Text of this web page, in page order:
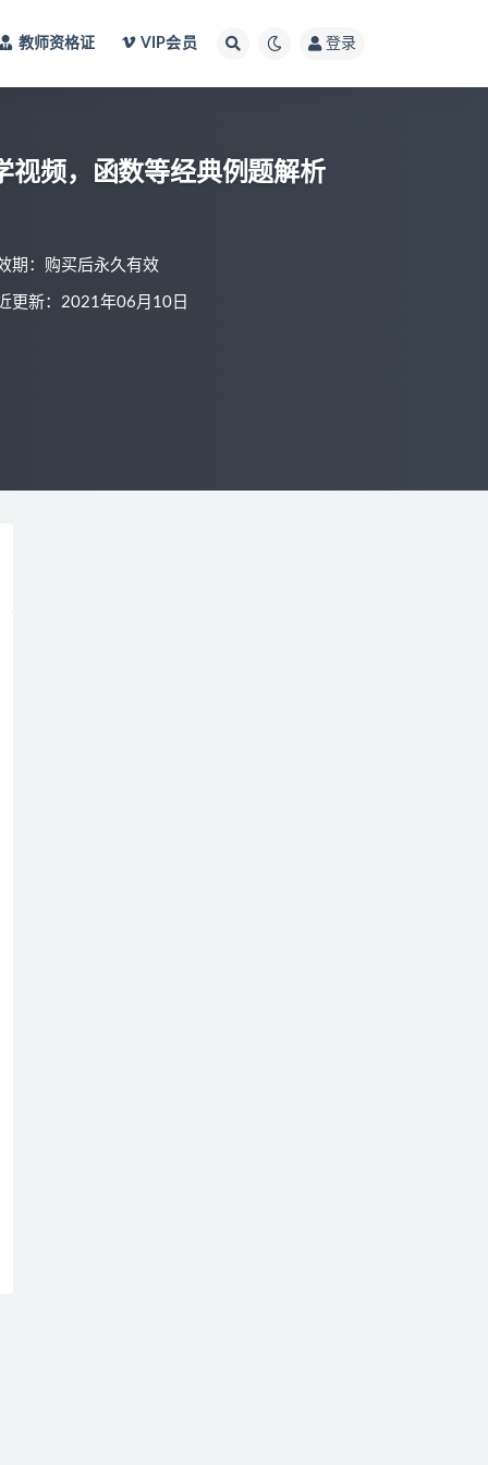
教师资格证 VIP会员 登录
视频，函数等经典例题解析
期：购买后永久有效
更新：2021年06月10日